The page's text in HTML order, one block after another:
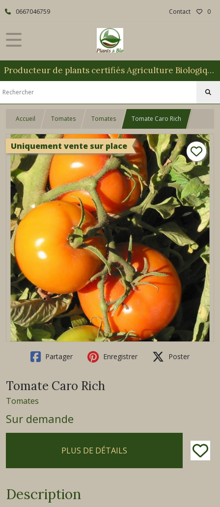
0667046759 Contact 0
Producteur de plants certifiés Agriculture Biologique
Accueil Tomates Tomates Tomate Caro Rich
Uniquement vente sur place
Partager Enregistrer Poster
Tomate Caro Rich
Tomates
Sur demande
PLUS DE DÉTAILS
Description